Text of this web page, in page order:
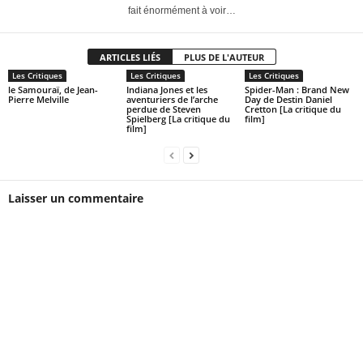
fait énormément à voir…
ARTICLES LIÉS PLUS DE L'AUTEUR
Les Critiques
le Samouraï, de Jean-
Pierre Melville
Les Critiques
Indiana Jones et les
aventuriers de l’arche
perdue de Steven
Spielberg [La critique du
film]
Les Critiques
Spider-Man : Brand New
Day de Destin Daniel
Cretton [La critique du
film]
Laisser un commentaire